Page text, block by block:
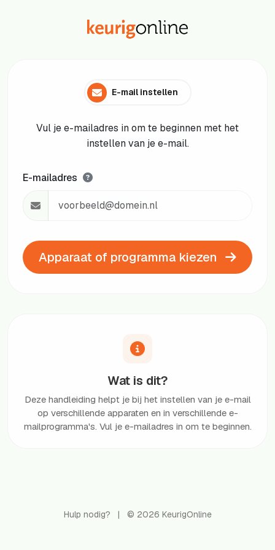
E-mail instellen
Vul je e-mailadres in om te beginnen met het
instellen van je e-mail.
E-mailadres
Apparaat of programma kiezen
Wat is dit?
Deze handleiding helpt je bij het instellen van je e-mail
op verschillende apparaten en in verschillende e-
mailprogramma's. Vul je e-mailadres in om te beginnen.
Hulp nodig? | © 2026 KeurigOnline